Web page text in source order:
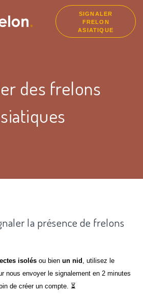
SIGNALER
FRELON
ASIATIQUE
des frelons
la présence de frelons
isolés ou bienun nid , utilisez le
nous envoyer le signalement en 2 minutes
de créer un compte. ⏳